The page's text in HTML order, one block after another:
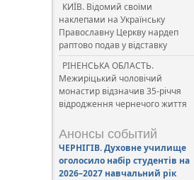
КИЇВ. Відомий своїми
наклепами на Українську
Православну Церкву нардеп
раптово подав у відставку
РІНЕНСЬКА ОБЛАСТЬ.
Межиріцький чоловічий
монастир відзначив 35-річчя
відродження чернечого життя
Анонсы событий
ЧЕРНІГІВ. Духовне училище
оголосило набір студентів на
2026–2027 навчальний рік